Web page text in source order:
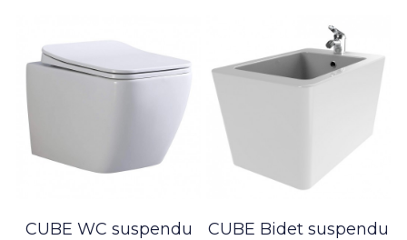
CUBE WC suspendu
CUBE Bidet suspendu